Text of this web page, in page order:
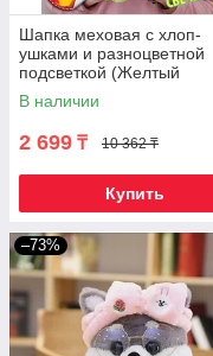
Шапка меховая с хлоп-
ушками и разноцветной
подсветкой (Желтый
единорог)
В наличии
2 699 ₸ 10 362 ₸
Купить
–73%